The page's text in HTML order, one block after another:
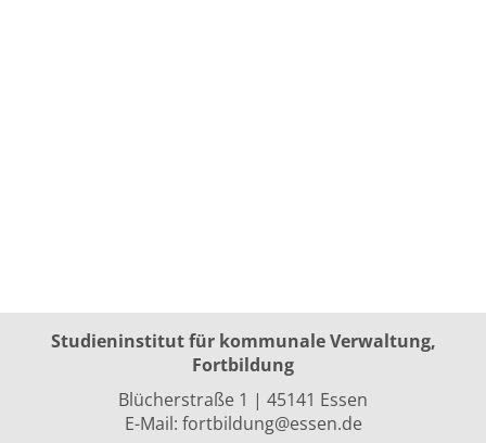
Studieninstitut für kommunale Verwaltung,
Fortbildung
Blücherstraße 1 | 45141 Essen
E-Mail: fortbildung@essen.de